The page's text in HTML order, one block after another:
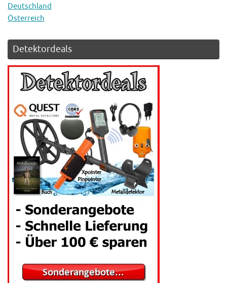
Deutschland
Österreich
Detektordeals